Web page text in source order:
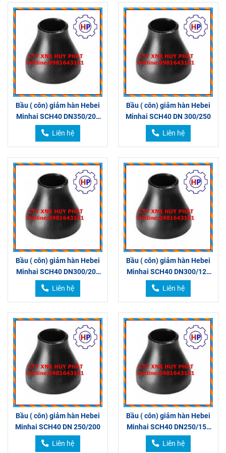
Bầu ( côn) giảm hàn Hebei
Minhai SCH40 DN350/200
350/150
Liên hệ
Bầu ( côn) giảm hàn Hebei
Minhai SCH40 DN 300/250
Liên hệ
Bầu ( côn) giảm hàn Hebei
Minhai SCH40 DN300/200
300/150
Liên hệ
Bầu ( côn) giảm hàn Hebei
Minhai SCH40 DN300/125
300/100
Liên hệ
Bầu ( côn) giảm hàn Hebei
Minhai SCH40 DN 250/200
Liên hệ
Bầu ( côn) giảm hàn Hebei
Minhai SCH40 DN250/150
DN250/125
Liên hệ